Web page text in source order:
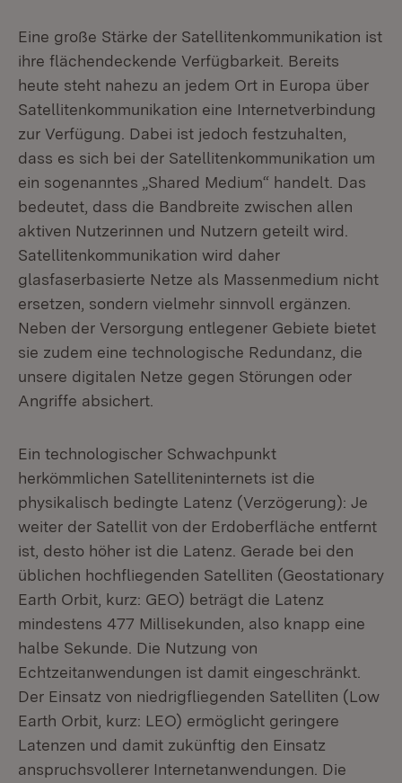
Eine große Stärke der Satellitenkommunikation ist
ihre flächendeckende Verfügbarkeit. Bereits
heute steht nahezu an jedem Ort in Europa über
Satellitenkommunikation eine Internetverbindung
zur Verfügung. Dabei ist jedoch festzuhalten,
dass es sich bei der Satellitenkommunikation um
ein sogenanntes „Shared Medium“ handelt. Das
bedeutet, dass die Bandbreite zwischen allen
aktiven Nutzerinnen und Nutzern geteilt wird.
Satellitenkommunikation wird daher
glasfaserbasierte Netze als Massenmedium nicht
ersetzen, sondern vielmehr sinnvoll ergänzen.
Neben der Versorgung entlegener Gebiete bietet
sie zudem eine technologische Redundanz, die
unsere digitalen Netze gegen Störungen oder
Angriffe absichert.
Ein technologischer Schwachpunkt
herkömmlichen Satelliteninternets ist die
physikalisch bedingte Latenz (Verzögerung): Je
weiter der Satellit von der Erdoberfläche entfernt
ist, desto höher ist die Latenz. Gerade bei den
üblichen hochfliegenden Satelliten (Geostationary
Earth Orbit, kurz: GEO) beträgt die Latenz
mindestens 477 Millisekunden, also knapp eine
halbe Sekunde. Die Nutzung von
Echtzeitanwendungen ist damit eingeschränkt.
Der Einsatz von niedrigfliegenden Satelliten (Low
Earth Orbit, kurz: LEO) ermöglicht geringere
Latenzen und damit zukünftig den Einsatz
anspruchsvollerer Internetanwendungen. Die